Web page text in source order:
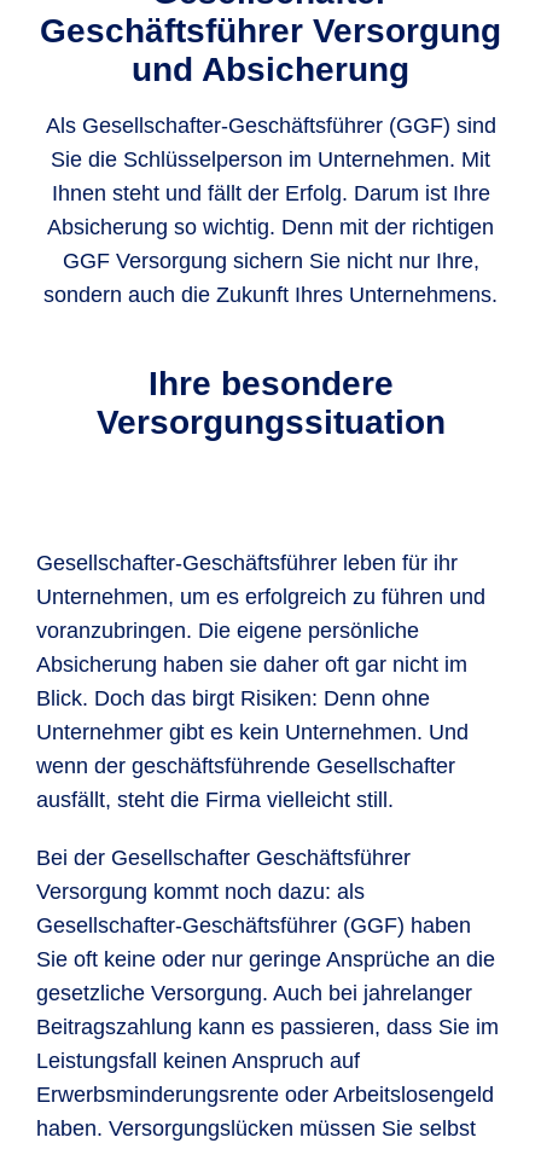
Geschäftsführer Versorgung
und Absicherung
Als Gesellschafter-Geschäftsführer (GGF) sind
Sie die Schlüsselperson im Unternehmen. Mit
Ihnen steht und fällt der Erfolg. Darum ist Ihre
Absicherung so wichtig. Denn mit der richtigen
GGF Versorgung sichern Sie nicht nur Ihre,
sondern auch die Zukunft Ihres Unternehmens.
Ihre besondere
Versorgungssituation
Gesellschafter-Geschäftsführer leben für ihr
Unternehmen, um es erfolgreich zu führen und
voranzubringen. Die eigene persönliche
Absicherung haben sie daher oft gar nicht im
Blick. Doch das birgt Risiken: Denn ohne
Unternehmer gibt es kein Unternehmen. Und
wenn der geschäftsführende Gesellschafter
ausfällt, steht die Firma vielleicht still.
Bei der Gesellschafter Geschäftsführer
Versorgung kommt noch dazu: als
Gesellschafter-Geschäftsführer (GGF) haben
Sie oft keine oder nur geringe Ansprüche an die
gesetzliche Versorgung. Auch bei jahrelanger
Beitragszahlung kann es passieren, dass Sie im
Leistungsfall keinen Anspruch auf
Erwerbsminderungsrente oder Arbeitslosengeld
haben. Versorgungslücken müssen Sie selbst